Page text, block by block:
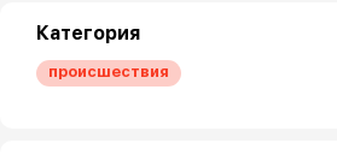
Категория
происшествия